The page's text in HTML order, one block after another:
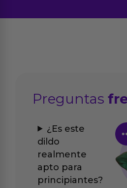
Preguntas
¿Es este
dildo
realmente
apto para
principiantes?